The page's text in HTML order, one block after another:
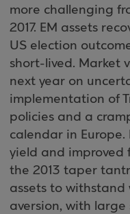
more challenging
2017. EM assets
US election
short-lived. Market
next year on
implementation of
policies and a
calendar in Europe.
yield and improved
the 2013 taper
assets to withstand
aversion, with large